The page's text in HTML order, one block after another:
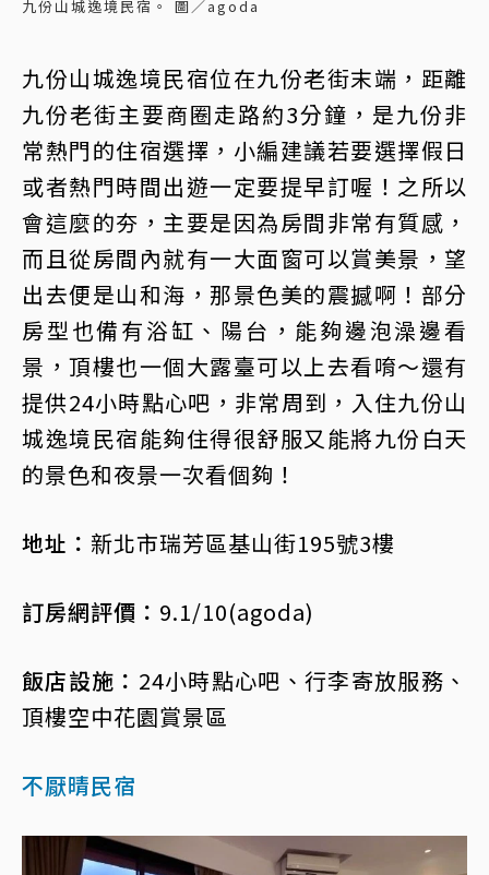
九份山城逸境民宿。 圖／agoda
九份山城逸境民宿位在九份老街末端，距離
九份老街主要商圈走路約3分鐘，是九份非
常熱門的住宿選擇，小編建議若要選擇假日
或者熱門時間出遊一定要提早訂喔！之所以
會這麼的夯，主要是因為房間非常有質感，
而且從房間內就有一大面窗可以賞美景，望
出去便是山和海，那景色美的震撼啊！部分
房型也備有浴缸、陽台，能夠邊泡澡邊看
景，頂樓也一個大露臺可以上去看唷～還有
提供24小時點心吧，非常周到，入住九份山
城逸境民宿能夠住得很舒服又能將九份白天
的景色和夜景一次看個夠！
地址： 新北市瑞芳區基山街195號3樓
訂房網評價： 9.1/10(agoda)
飯店設施： 24小時點心吧、行李寄放服務、
頂樓空中花園賞景區
不厭晴民宿